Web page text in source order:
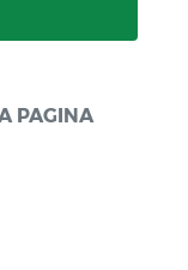
PAGINA